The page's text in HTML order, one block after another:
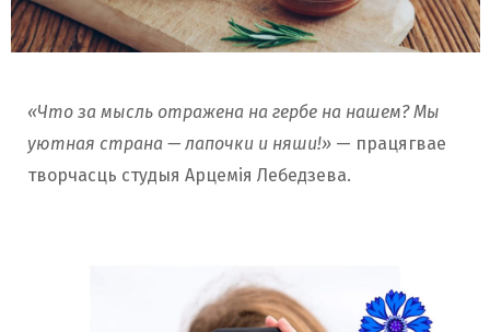
«Что за мысль отражена на гербе на нашем? Мы
уютная страна — лапочки и няши!» — працягвае
творчасць студыя Арцемія Лебедзева.